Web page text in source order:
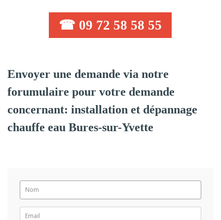
☎ 09 72 58 58 55
Envoyer une demande via notre
forumulaire pour votre demande
concernant: installation et dépannage
chauffe eau Bures-sur-Yvette